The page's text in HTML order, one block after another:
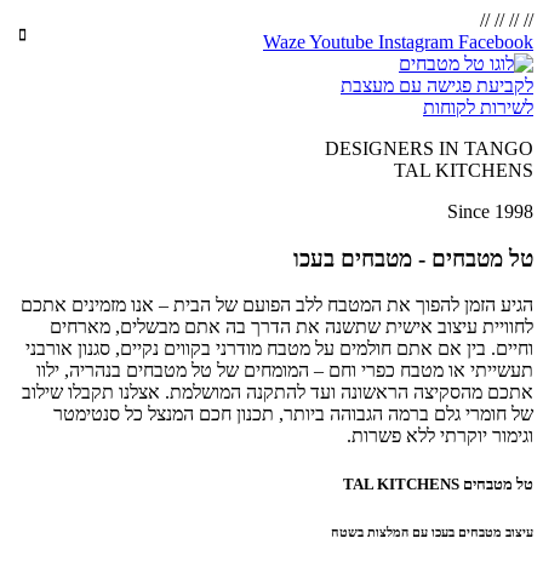
//
//
//
//
WazeYoutube Instagram Facebook
לקביעת פגישה עם מעצבת
לשירות לקוחות
DESIGNERS IN TANGO
TAL KITCHENS
Since 1998
טל מטבחים - מטבחים בעכו
הגיע הזמן להפוך את המטבח ללב הפועם של הבית – אנו מזמינים אתכם
לחוויית עיצוב אישית שתשנה את הדרך בה אתם מבשלים, מארחים
וחיים. בין אם אתם חולמים על מטבח מודרני בקווים נקיים, סגנון אורבני
תעשייתי או מטבח כפרי וחם – המומחים של טל מטבחים בנהריה, ילוו
אתכם מהסקיצה הראשונה ועד להתקנה המושלמת. אצלנו תקבלו שילוב
של חומרי גלם ברמה הגבוהה ביותר, תכנון חכם המנצל כל סנטימטר
וגימור יוקרתי ללא פשרות.
טל מטבחים TAL KITCHENS
עיצוב מטבחים בעכו עם המלצות בשטח